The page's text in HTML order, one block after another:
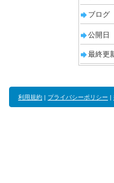
ブログ
公開日
最終更
利用規約 | プライバシーポリシー |